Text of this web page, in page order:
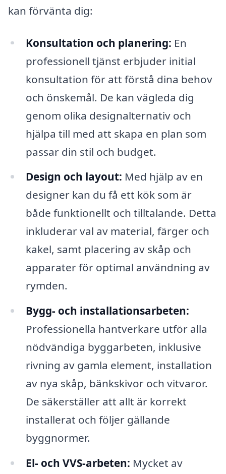
kan förvänta dig:
Konsultation och planering: En
professionell tjänst erbjuder initial
konsultation för att förstå dina behov
och önskemål. De kan vägleda dig
genom olika designalternativ och
hjälpa till med att skapa en plan som
passar din stil och budget.
Design och layout: Med hjälp av en
designer kan du få ett kök som är
både funktionellt och tilltalande. Detta
inkluderar val av material, färger och
kakel, samt placering av skåp och
apparater för optimal användning av
rymden.
Bygg- och installationsarbeten:
Professionella hantverkare utför alla
nödvändiga byggarbeten, inklusive
rivning av gamla element, installation
av nya skåp, bänkskivor och vitvaror.
De säkerställer att allt är korrekt
installerat och följer gällande
byggnormer.
El- och VVS-arbeten: Mycket av